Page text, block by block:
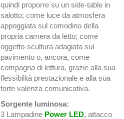
quindi proporre su un side-table in
salotto; come luce da atmosfera
appoggiata sul comodino della
propria camera da letto; come
oggetto-scultura adagiata sul
pavimento o, ancora, come
compagna di lettura, grazie alla sua
flessibilità prestazionale e alla sua
forte valenza comunicativa.
Sorgente luminosa:
3 Lampadine Power LED, attacco